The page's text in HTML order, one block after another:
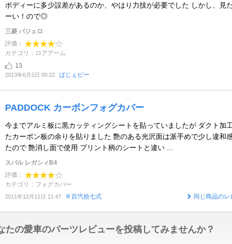
ボディーに多少誤差があるのか、やはり力技が必要でした しかし、見
ーい！ので◎
三菱 パジェロ
評価：
カテゴリ：ロアアーム
13
2013年6月2日 00:22 ぱじぇピー
PADDOCK カーボンフォグカバー
今までアルミ板に黒カッティングシートを貼っていましたが ダクト加
たカーボン板の余りを貼りました 艶のある光沢面は派手めで少し違和
たので 艶消し面で使用 プリント柄のシートと違い ...
スバル レガシィB4
評価：
カテゴリ：フォグカバー
2011年12月11日 11:47 Ｒ百弐拾七式 同じ商品の
たの愛車のパーツレビューを投稿してみませんか？